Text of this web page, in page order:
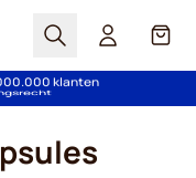
Zoek Cart
prijzenklanten